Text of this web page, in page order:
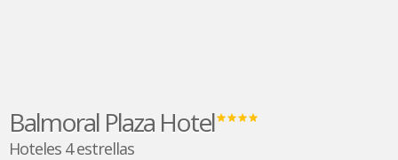
Balmoral Plaza Hotel
Hoteles 4 estrellas